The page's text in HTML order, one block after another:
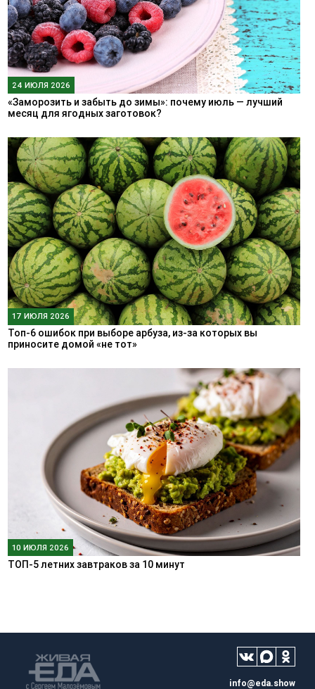
24 ИЮЛЯ 2026
«Заморозить и забыть до зимы»: почему июль — лучший
месяц для ягодных заготовок?
17 ИЮЛЯ 2026
Топ-6 ошибок при выборе арбуза, из-за которых вы
приносите домой «не тот»
10 ИЮЛЯ 2026
ТОП-5 летних завтраков за 10 минут
info@eda.show